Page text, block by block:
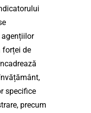
agențiilor
forței de
specifice
precum